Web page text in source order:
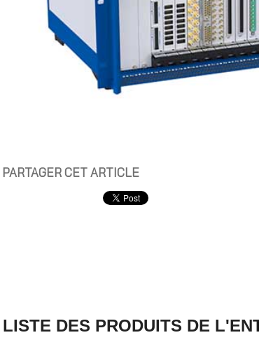
PARTAGER CET ARTICLE
LISTE DES PRODUITS DE